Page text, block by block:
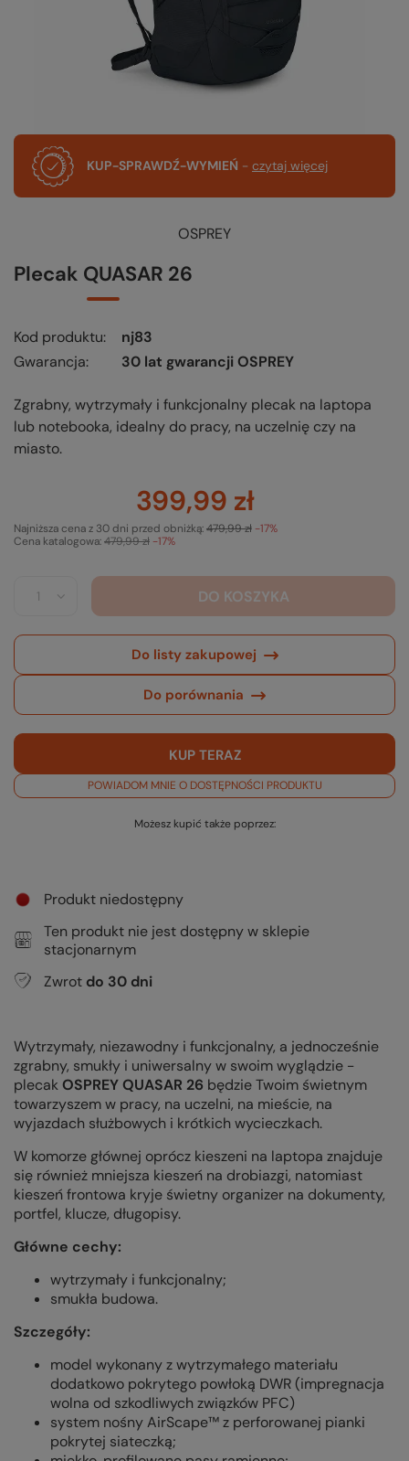
KUP-SPRAWDŹ-WYMIEŃ - czytaj więcej
OSPREY
Plecak QUASAR 26
Kod produktu
nj83
Gwarancja
30 lat gwarancji OSPREY
Zgrabny, wytrzymały i funkcjonalny plecak na laptopa
lub notebooka, idealny do pracy, na uczelnię czy na
miasto.
399,99 zł
Cena katalogowa:479,99 zł -17%
Najniższa cena z 30 dni przed obniżką:479,99 zł -17%
DO KOSZYKA
Do listy zakupowej
Do porównania
KUP TERAZ
POWIADOM MNIE O DOSTĘPNOŚCI PRODUKTU
Możesz kupić także poprzez:
Produkt niedostępny
Ten produkt nie jest dostępny w sklepie
stacjonarnym
Zwrot do 30 dni
Wytrzymały, niezawodny i funkcjonalny, a jednocześnie
zgrabny, smukły i uniwersalny w swoim wyglądzie -
plecakOSPREY QUASAR 26 będzie Twoim świetnym
towarzyszem w pracy, na uczelni, na mieście, na
wyjazdach służbowych i krótkich wycieczkach.
W komorze głównej oprócz kieszeni na laptopa znajduje
się również mniejsza kieszeń na drobiazgi, natomiast
kieszeń frontowa kryje świetny organizer na dokumenty,
portfel, klucze, długopisy.
Główne cechy:
wytrzymały i funkcjonalny;
smukła budowa.
Szczegóły:
model wykonany z wytrzymałego materiału
dodatkowo pokrytego powłoką DWR (impregnacja
wolna od szkodliwych związków PFC)
system nośny AirScape™ z perforowanej pianki
pokrytej siateczką;